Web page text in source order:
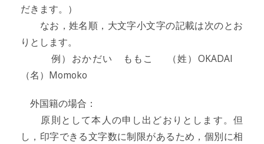
だきます。）
なお，姓名順，大文字小文字の記載は次のとお
りとします。
例）おかだい ももこ （姓）OKADAI
（名）Momoko
外国籍の場合：
原則として本人の申し出どおりとします。但
し，印字できる文字数に制限があるため，個別に相